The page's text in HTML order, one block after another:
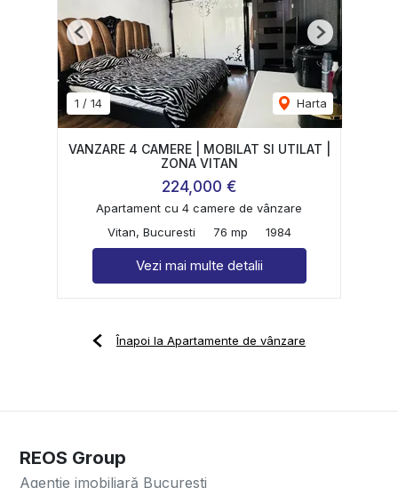
1 / 14 Harta
Previous Next
VANZARE 4 CAMERE | MOBILAT SI UTILAT |
ZONA VITAN
224,000 €
Apartament cu 4 camere de vânzare
Vitan, Bucuresti
76 mp 1984
Vezi mai multe detalii
Înapoi la Apartamente de vânzare
REOS Group
Agenție imobiliară Bucuresti